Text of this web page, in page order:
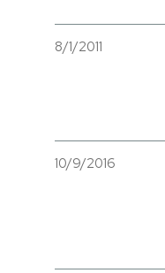
8/1/2011
10/9/2016